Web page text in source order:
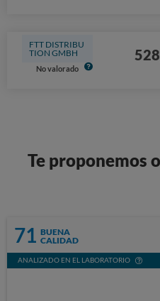
FTT DISTRIBU
TION GMBH
No valorado
Te proponemos
71 BUENA
CALIDAD
ANALIZADO EN EL LABORATORIO